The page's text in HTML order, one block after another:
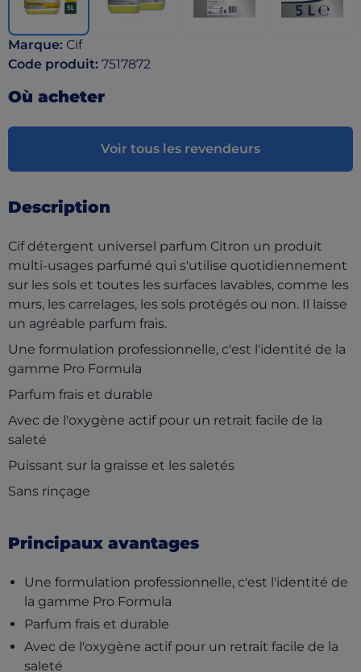
Marque: Cif
Code produit: 7517872
Où acheter
Voir tous les revendeurs
Description
Cif détergent universel parfum Citron un produit
multi-usages parfumé qui s'utilise quotidiennement
sur les sols et toutes les surfaces lavables, comme les
murs, les carrelages, les sols protégés ou non. Il laisse
un agréable parfum frais.
Une formulation professionnelle, c'est l'identité de la
gamme Pro Formula
Parfum frais et durable
Avec de l'oxygène actif pour un retrait facile de la
saleté
Puissant sur la graisse et les saletés
Sans rinçage
Principaux avantages
Une formulation professionnelle, c'est l'identité de
la gamme Pro Formula
Parfum frais et durable
Avec de l'oxygène actif pour un retrait facile de la
saleté